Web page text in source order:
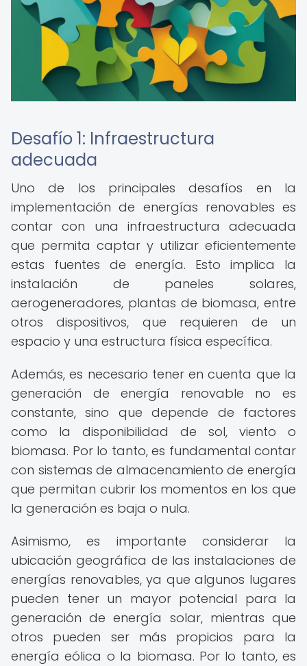
Desafío 1: Infraestructura
adecuada
Uno de los principales desafíos en la
implementación de energías renovables es
contar con una infraestructura adecuada
que permita captar y utilizar eficientemente
estas fuentes de energía. Esto implica la
instalación de paneles solares,
aerogeneradores, plantas de biomasa, entre
otros dispositivos, que requieren de un
espacio y una estructura física específica.
Además, es necesario tener en cuenta que la
generación de energía renovable no es
constante, sino que depende de factores
como la disponibilidad de sol, viento o
biomasa. Por lo tanto, es fundamental contar
con sistemas de almacenamiento de energía
que permitan cubrir los momentos en los que
la generación es baja o nula.
Asimismo, es importante considerar la
ubicación geográfica de las instalaciones de
energías renovables, ya que algunos lugares
pueden tener un mayor potencial para la
generación de energía solar, mientras que
otros pueden ser más propicios para la
energía eólica o la biomasa. Por lo tanto, es